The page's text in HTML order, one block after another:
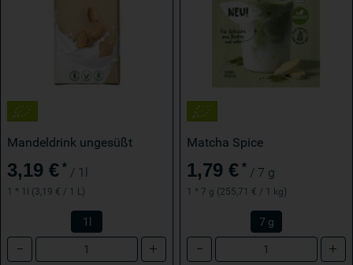
Mandeldrink ungesüßt
3,19 € * / 1l
1 * 1l (3,19 € / 1 L)
1l
Anzahl
Matcha Spice
1,79 € * / 7 g
1 * 7 g (255,71 € / 1 kg)
7 g
Anzahl